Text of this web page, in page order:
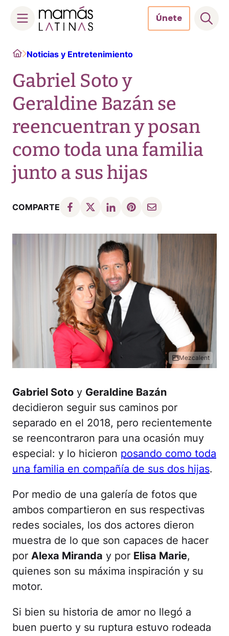
content
Únete
HomeNoticias y Entretenimiento
Gabriel Soto y
Geraldine Bazán se
reencuentran y posan
como toda una familia
junto a sus hijas
COMPARTE
Mezcalent
Gabriel Soto y Geraldine Bazán
decidieron seguir sus caminos por
separado en el 2018, pero recientemente
se reencontraron para una ocasión muy
especial: y lo hicieron posando como toda
una familia en compañía de sus dos hijas.
Por medio de una galería de fotos que
ambos compartieron en sus respectivas
redes sociales, los dos actores dieron
muestra de lo que son capaces de hacer
por Alexa Miranda y por Elisa Marie,
quienes son su máxima inspiración y su
motor.
Si bien su historia de amor no llegó a
buen puerto y su ruptura estuvo rodeada